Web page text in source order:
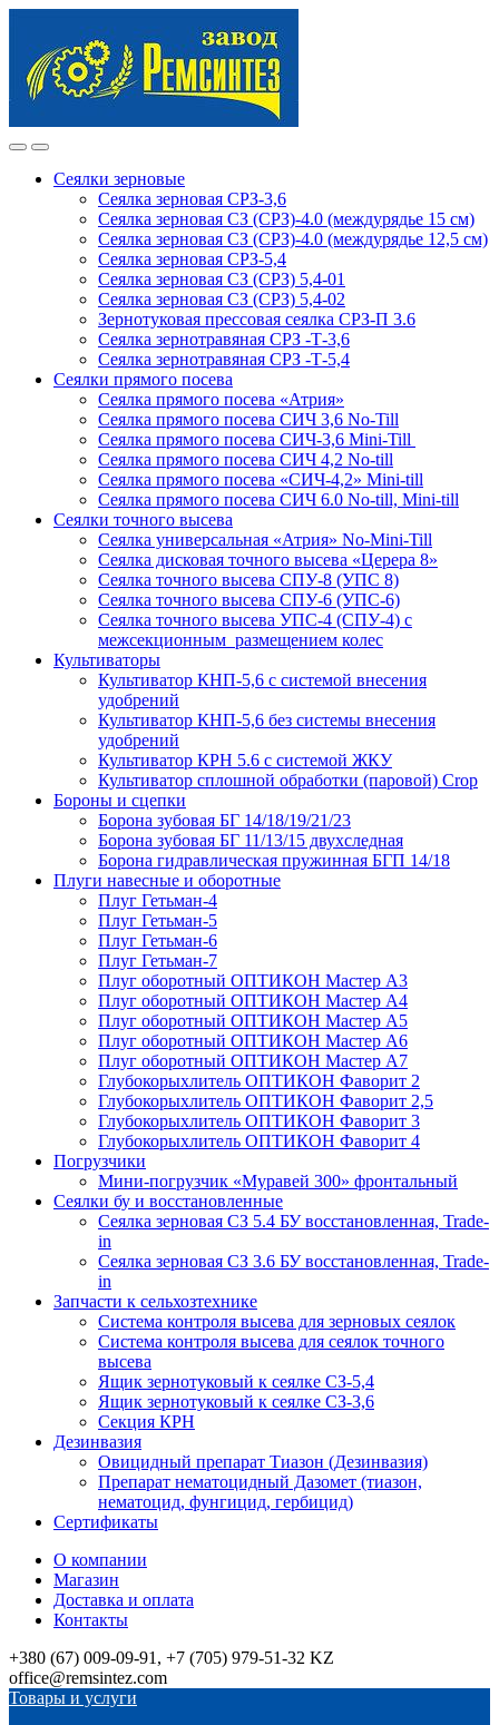
navigation
content
Сеялки зерновые
Сеялка зерновая СРЗ-3,6
Сеялка зерновая СЗ (СРЗ)-4.0 (междурядье 15 см)
Сеялка зерновая СЗ (СРЗ)-4.0 (междурядье 12,5 см)
Сеялка зерновая СРЗ-5,4
Сеялка зерновая СЗ (СРЗ) 5,4-01
Сеялка зерновая СЗ (СРЗ) 5,4-02
Зернотуковая прессовая сеялка СРЗ-П 3.6
Сеялка зернотравяная СРЗ -Т-3,6
Сеялка зернотравяная СРЗ -Т-5,4
Сеялки прямого посева
Сеялка прямого посева «Атрия»
Сеялка прямого посева СИЧ 3,6 No-Till
Сеялка прямого посева СИЧ-3,6 Mini-Till
Сеялка прямого посева СИЧ 4,2 No-till
Сеялка прямого посева «СИЧ-4,2» Mini-till
Сеялка прямого посева СИЧ 6.0 No-till, Mini-till
Сеялки точного высева
Сеялка универсальная «Атрия» No-Mini-Till
Сеялка дисковая точного высева «Церера 8»
Сеялка точного высева СПУ-8 (УПС 8)
Сеялка точного высева СПУ-6 (УПС-6)
Сеялка точного высева УПС-4 (СПУ-4) с
межсекционным размещением колес
Культиваторы
Культиватор КНП-5,6 с системой внесения
удобрений
Культиватор КНП-5,6 без системы внесения
удобрений
Культиватор КРН 5.6 с системой ЖКУ
Культиватор сплошной обработки (паровой) Crop
Бороны и сцепки
Борона зубовая БГ 14/18/19/21/23
Борона зубовая БГ 11/13/15 двухследная
Борона гидравлическая пружинная БГП 14/18
Плуги навесные и оборотные
Плуг Гетьман-4
Плуг Гетьман-5
Плуг Гетьман-6
Плуг Гетьман-7
Плуг оборотный ОПТИКОН Мастер А3
Плуг оборотный ОПТИКОН Мастер А4
Плуг оборотный ОПТИКОН Мастер А5
Плуг оборотный ОПТИКОН Мастер А6
Плуг оборотный ОПТИКОН Мастер А7
Глубокорыхлитель ОПТИКОН Фаворит 2
Глубокорыхлитель ОПТИКОН Фаворит 2,5
Глубокорыхлитель ОПТИКОН Фаворит 3
Глубокорыхлитель ОПТИКОН Фаворит 4
Погрузчики
Мини-погрузчик «Муравей 300» фронтальный
Сеялки бу и восстановленные
Сеялка зерновая СЗ 5.4 БУ восстановленная, Trade-
in
Сеялка зерновая СЗ 3.6 БУ восстановленная, Trade-
in
Запчасти к сельхозтехнике
Система контроля высева для зерновых сеялок
Система контроля высева для сеялок точного
высева
Ящик зернотуковый к сеялке СЗ-5,4
Ящик зернотуковый к сеялке СЗ-3,6
Секция КРН
Дезинвазия
Овицидный препарат Тиазон (Дезинвазия)
Препарат нематоцидный Дазомет (тиазон,
нематоцид, фунгицид, гербицид)
Сертификаты
О компании
Магазин
Доставка и оплата
Контакты
+380 (67) 009-09-91, +7 (705) 979-51-32 KZ
office@remsintez.com
Товары и услуги